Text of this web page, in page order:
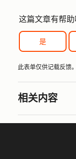
这篇文章有帮助
是
此表单仅供记载反馈
相关内容